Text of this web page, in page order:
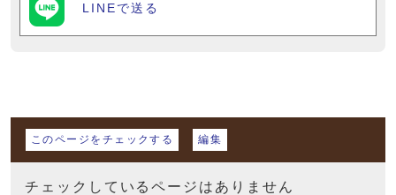
LINEで送る
マイページ
このページをチェックする 編集
チェックしているページはありません